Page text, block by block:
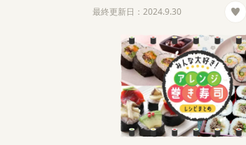
最終更新日： 2024.9.30